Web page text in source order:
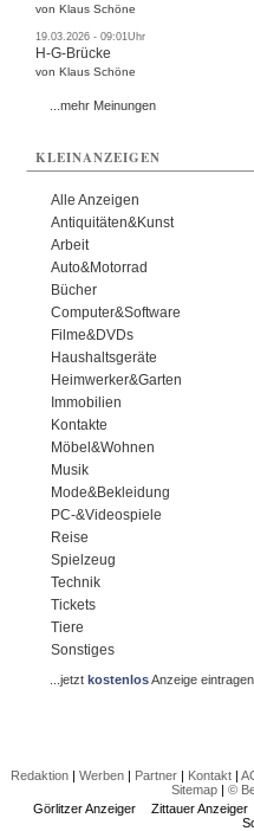
von Klaus Schöne
19.03.2026 - 09:01Uhr
H-G-Brücke
von Klaus Schöne
...mehr Meinungen
KLEINANZEIGEN
Alle Anzeigen
Antiquitäten&Kunst
Arbeit
Auto&Motorrad
Bücher
Computer&Software
Filme&DVDs
Haushaltsgeräte
Heimwerker&Garten
Immobilien
Kontakte
Möbel&Wohnen
Musik
Mode&Bekleidung
PC-&Videospiele
Reise
Spielzeug
Technik
Tickets
Tiere
Sonstiges
...jetztkostenlosAnzeige
Redaktion| Werben| Partner| Kontakt|
Sitemap| ©
Görlitzer Anzeiger
Zittauer Anzeiger